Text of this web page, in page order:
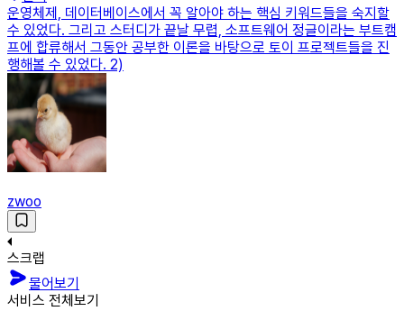
운영체제, 데이터베이스에서 꼭 알아야 하는 핵심 키워드들을 숙지할
수 있었다. 그리고 스터디가 끝날 무렵, 소프트웨어 정글이라는 부트캠
프에 합류해서 그동안 공부한 이론을 바탕으로 토이 프로젝트들을 진
행해볼 수 있었다. 2)
zwoo
스크랩
물어보기
서비스 전체보기